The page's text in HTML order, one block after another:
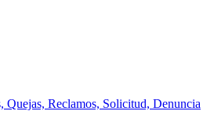
Quejas, Reclamos, Solicitud, Denuncia